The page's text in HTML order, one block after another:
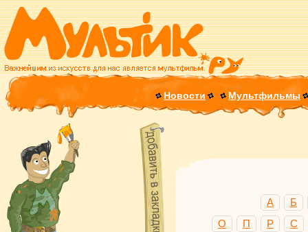
Новости Мультфильмы
А
Б
О
П Р С